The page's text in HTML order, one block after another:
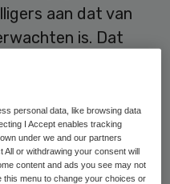
aan dat van
is. Dat
(SCP).
regelmatig te
van het
te maken met
personal data, like browsing data
I Accept enables tracking
under we and our partners
All or withdrawing your consent will
content and ads you see may not
menu to change your choices or